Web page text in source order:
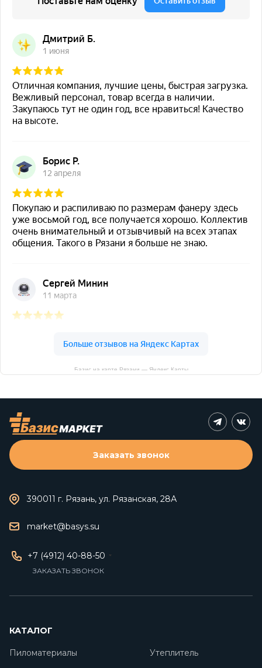
Базис на карте Рязани — Яндекс Карты
390011 г. Рязань, ул. Рязанская, 28А
market@basys.su
+7 (4912) 40-88-50
ЗАКАЗАТЬ ЗВОНОК
Заказать звонок
КАТАЛОГ
Пиломатериалы
Утеплитель